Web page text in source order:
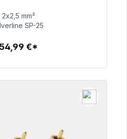
54,99 €
2x2,5 mm²
SP-25
54,99 €*